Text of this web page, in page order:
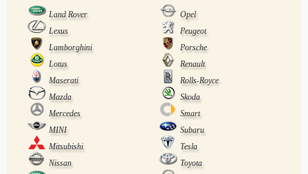
Land Rover
Opel
Lexus
Peugeot
Lamborghini
Porsche
Lotus
Renault
Maserati
Rolls-Royce
Mazda
Skoda
Mercedes
Smart
MINI
Subaru
Mitsubishi
Tesla
Nissan
Toyota